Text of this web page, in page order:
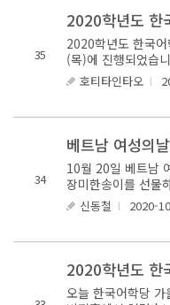
35
2020학년도 한
2020학년도 한국
(목)에 진행되었습
거리두기 2.5단계
교실에서 진행하였
호티타인타오 l
34
베트남 여성의
10월 20일 베트남
장미한송이를 선물
축하합니다~
신동철 l 2020-
오늘 한국어학당